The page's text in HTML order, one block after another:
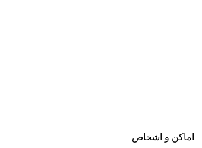
اماکن و اشخاص